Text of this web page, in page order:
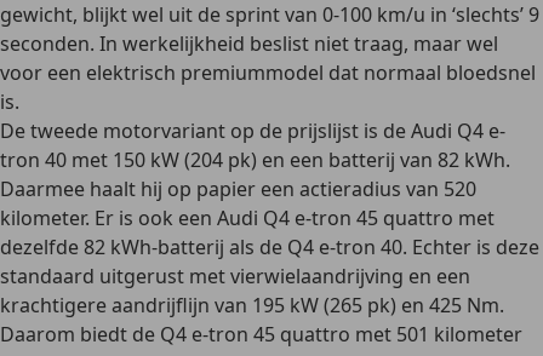
gewicht, blijkt wel uit de sprint van 0-100 km/u in ‘slechts’ 9
seconden. In werkelijkheid beslist niet traag, maar wel
voor een elektrisch premiummodel dat normaal bloedsnel
is.
De tweede motorvariant op de prijslijst is deAudi Q4 e-
tron 40 met 150 kW (204 pk) en een batterij van 82 kWh.
Daarmee haalt hij op papier een actieradius van 520
kilometer. Er is ook een Audi Q4 e-tron 45 quattro met
dezelfde 82 kWh-batterij als de Q4 e-tron 40. Echter is deze
standaard uitgerust metvierwielaandrijving en een
krachtigere aandrijflijn van 195 kW (265 pk) en 425 Nm.
Daarom biedt de Q4 e-tron 45 quattro met 501 kilometer